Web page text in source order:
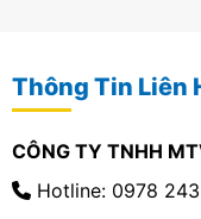
Thông Tin Liên
CÔNG TY TNHH
Hotline: 0978